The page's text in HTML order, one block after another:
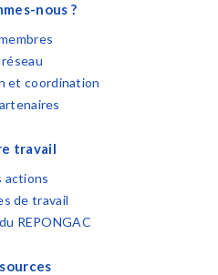
nous ?
et coordination
travail
actions
de travail
REPONGAC